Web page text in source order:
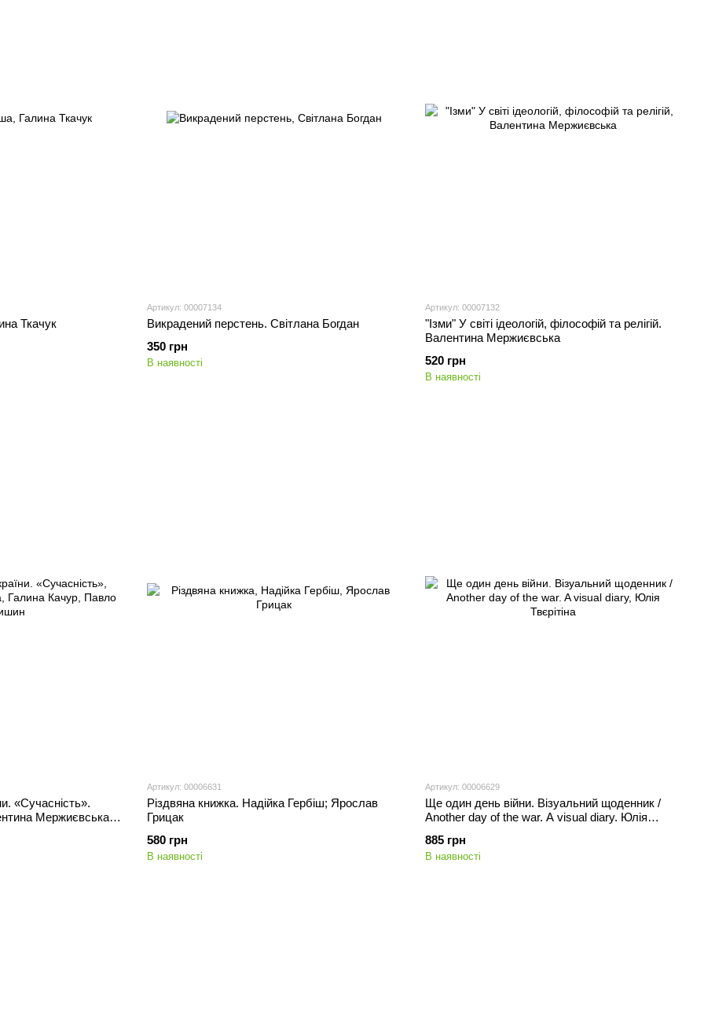
Ткачук
Артикул: 00007134
Викрадений перстень. Світлана Богдан
350 грн
В наявності
Артикул: 00007132
"Ізми" У світі ідеологій, філософій та релігій.
Валентина Мержиєвська
520 грн
В наявності
«Сучасність».
Мержиєвська;
Артикул: 00006631
Різдвяна книжка. Надійка Гербіш; Ярослав
Грицак
580 грн
В наявності
Артикул: 00006629
Ще один день війни. Візуальний щоденник /
Another day of the war. A visual diary. Юлія
885 грн
В наявності